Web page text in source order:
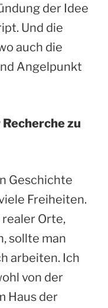
der Idee
Und die
auch die
Angelpunkt
zu
Geschichte
Freiheiten.
Orte,
sollte man
arbeiten. Ich
von der
Haus der